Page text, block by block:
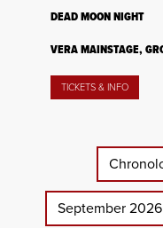
DEAD MOON NIGHT
VERA MAINSTAGE,
TICKETS & INFO
September 2026